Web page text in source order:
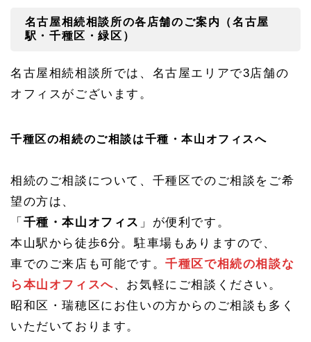
名古屋相続相談所の各店舗のご案内（名古屋
駅・千種区・緑区）
名古屋相続相談所では、名古屋エリアで3店舗の
オフィスがございます。
千種区の相続のご相談は千種・本山オフィスへ
相続のご相談について、千種区でのご相談をご希
望の方は、
「 千種・本山オフィス 」が便利です。
本山駅から徒歩6分。駐車場もありますので、
車でのご来店も可能です。千種区で相続の相談な
ら本山オフィスへ、お気軽にご相談ください。
昭和区・瑞穂区にお住いの方からのご相談も多く
いただいております。